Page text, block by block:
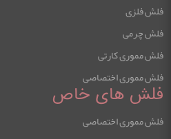
فلش فلزی
فلش چرمی
فلش مموری کارتی
فلش مموری اختصاصی
فلش های خاص
فلش مموری اختصاصی